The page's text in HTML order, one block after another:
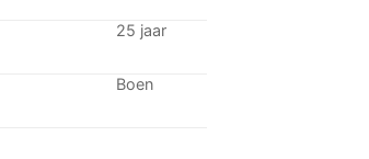
25 jaar
Boen